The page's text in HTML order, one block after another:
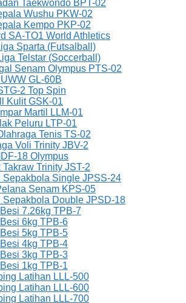
Taekwondo BPT-02
Wushu PKW-02
Kempo PKP-02
SA-TO1 World Athletics
Sparta (Futsalball)
Telstar (Soccerball)
Senam Olympus PTS-02
GL-60B
2 Top Spin
Kulit GSK-01
Martil LLM-01
Peluru LTP-01
Tenis TS-02
Voli Trinity JBV-2
18 Olympus
Trinity JST-2
Sepakbola Single JPSS-24
Senam KPS-05
Sepakbola Double JPSD-18
7.26kg TPB-7
6kg TPB-6
5kg TPB-5
4kg TPB-4
3kg TPB-3
1kg TPB-1
Latihan LLL-500
Latihan LLL-600
Latihan LLL-700